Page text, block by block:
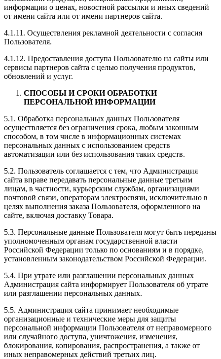
информации о ценах, новостной рассылки и иных сведений
от имени сайта или от имени партнеров сайта.
4.1.11. Осуществления рекламной деятельности с согласия
Пользователя.
4.1.12. Предоставления доступа Пользователю на сайты или
сервисы партнеров сайта с целью получения продуктов,
обновлений и услуг.
СПОСОБЫ И СРОКИ ОБРАБОТКИ
ПЕРСОНАЛЬНОЙ ИНФОРМАЦИИ
5.1. Обработка персональных данных Пользователя
осуществляется без ограничения срока, любым законным
способом, в том числе в информационных системах
персональных данных с использованием средств
автоматизации или без использования таких средств.
5.2. Пользователь соглашается с тем, что Администрация
сайта вправе передавать персональные данные третьим
лицам, в частности, курьерским службам, организациями
почтовой связи, операторам электросвязи, исключительно в
целях выполнения заказа Пользователя, оформленного на
сайте, включая доставку Товара.
5.3. Персональные данные Пользователя могут быть переданы
уполномоченным органам государственной власти
Российской Федерации только по основаниям и в порядке,
установленным законодательством Российской Федерации.
5.4. При утрате или разглашении персональных данных
Администрация сайта информирует Пользователя об утрате
или разглашении персональных данных.
5.5. Администрация сайта принимает необходимые
организационные и технические меры для защиты
персональной информации Пользователя от неправомерного
или случайного доступа, уничтожения, изменения,
блокирования, копирования, распространения, а также от
иных неправомерных действий третьих лиц.